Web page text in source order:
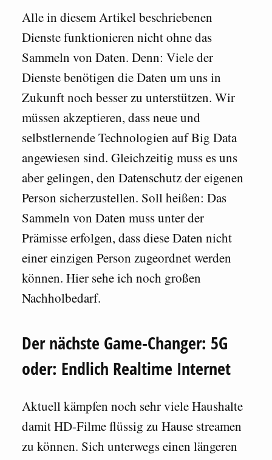
Alle in diesem Artikel beschriebenen
Dienste funktionieren nicht ohne das
Sammeln von Daten. Denn: Viele der
Dienste benötigen die Daten um uns in
Zukunft noch besser zu unterstützen. Wir
müssen akzeptieren, dass neue und
selbstlernende Technologien auf Big Data
angewiesen sind. Gleichzeitig muss es uns
aber gelingen, den Datenschutz der eigenen
Person sicherzustellen. Soll heißen: Das
Sammeln von Daten muss unter der
Prämisse erfolgen, dass diese Daten nicht
einer einzigen Person zugeordnet werden
können. Hier sehe ich noch großen
Nachholbedarf.
Der nächste Game-Changer: 5G
oder: Endlich Realtime Internet
Aktuell kämpfen noch sehr viele Haushalte
damit HD-Filme flüssig zu Hause streamen
zu können. Sich unterwegs einen längeren